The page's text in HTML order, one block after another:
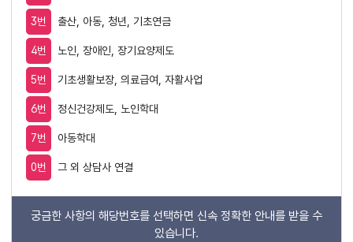
3번 출산, 아동, 청년, 기초연금
4번 노인, 장애인, 장기요양제도
5번 기초생활보장, 의료급여, 자활사업
6번 정신건강제도, 노인학대
7번 아동학대
0번 그 외 상담사 연결
궁금한 사항의 해당번호를 선택하면 신속 정확한 안내를 받을 수
있습니다.